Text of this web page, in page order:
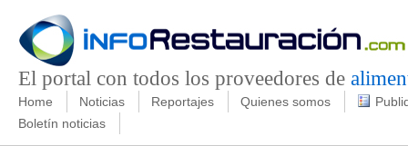
El portal con todos los proveedores de
Home Noticias Reportajes Quienes somos
Boletín noticias